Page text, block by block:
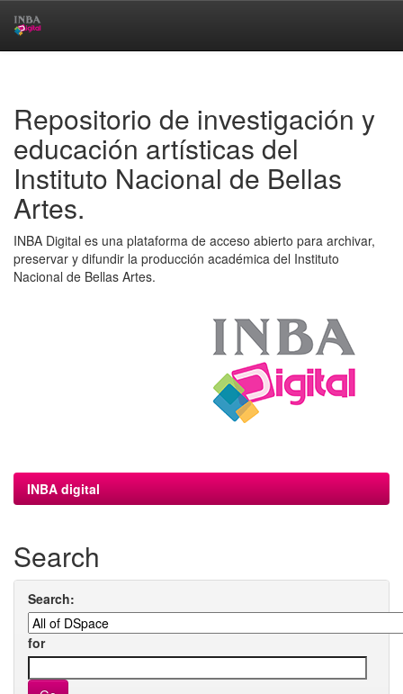
Repositorio de investigación y
educación artísticas del
Instituto Nacional de Bellas
Artes.
INBA Digital es una plataforma de acceso abierto para archivar,
preservar y difundir la producción académica del Instituto
Nacional de Bellas Artes.
INBA digital
Search
Search:
for